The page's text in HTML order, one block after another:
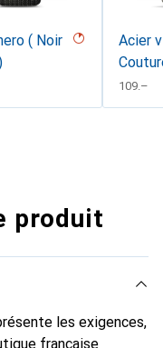
( Noir
Acier
CHF
109.–
produit
les exigences,
française